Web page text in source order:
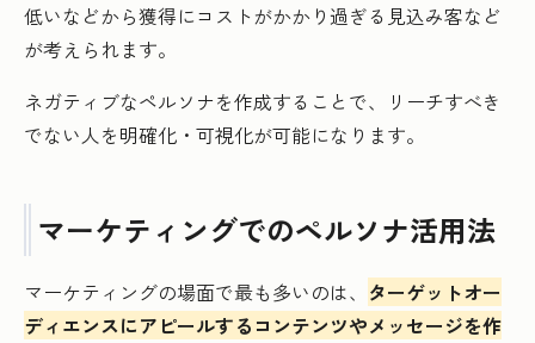
低いなどから獲得にコストがかかり過ぎる見込み客など
が考えられます。
ネガティブなペルソナを作成することで、リーチすべき
でない人を明確化・可視化が可能になります。
マーケティングでのペルソナ活用法
マーケティングの場面で最も多いのは、 ターゲットオー
ディエンスにアピールするコンテンツやメッセージを作